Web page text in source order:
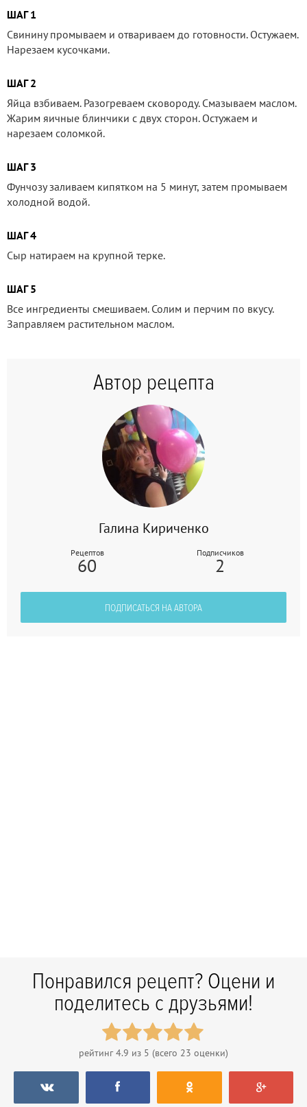
ШАГ 1
Свинину промываем и отвариваем до готовности. Остужаем.
Нарезаем кусочками.
ШАГ 2
Яйца взбиваем. Разогреваем сковороду. Смазываем маслом.
Жарим яичные блинчики с двух сторон. Остужаем и
нарезаем соломкой.
ШАГ 3
Фунчозу заливаем кипятком на 5 минут, затем промываем
холодной водой.
ШАГ 4
Сыр натираем на крупной терке.
ШАГ 5
Все ингредиенты смешиваем. Солим и перчим по вкусу.
Заправляем растительном маслом.
Автор рецепта
Галина Кириченко
Рецептов
60
Подписчиков
2
ПОДПИСАТЬСЯ НА АВТОРА
Понравился рецепт? Оцени и
поделитесь с друзьями!
рейтинг4.9 из 5 (всего 23 оценки)